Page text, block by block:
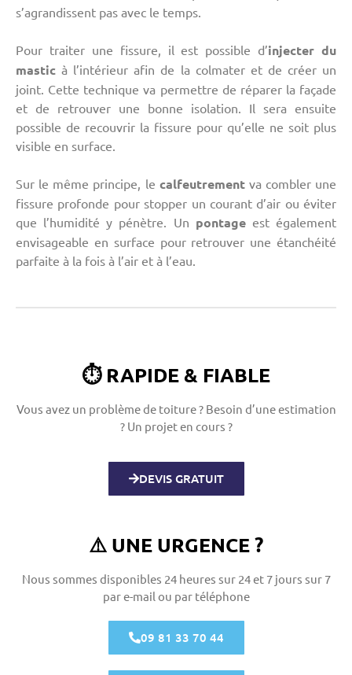
s’agrandissent pas avec le temps.
Pour traiter une fissure, il est possible d’injecter du
mastic à l’intérieur afin de la colmater et de créer un
joint. Cette technique va permettre de réparer la façade
et de retrouver une bonne isolation. Il sera ensuite
possible de recouvrir la fissure pour qu’elle ne soit plus
visible en surface.
Sur le même principe, le calfeutrementva combler une
fissure profonde pour stopper un courant d’air ou éviter
que l’humidité y pénètre. Un pontageest également
envisageable en surface pour retrouver une étanchéité
parfaite à la fois à l’air et à l’eau.
⏱️ RAPIDE & FIABLE
Vous avez un problème de toiture ? Besoin d’une estimation
? Un projet en cours ?
DEVIS GRATUIT
⚠️ UNE URGENCE ?
Nous sommes disponibles 24 heures sur 24 et 7 jours sur 7
par e-mail ou par téléphone
09 81 33 70 44